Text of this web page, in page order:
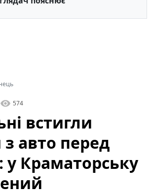
574
встигли
з авто перед
у Краматорську